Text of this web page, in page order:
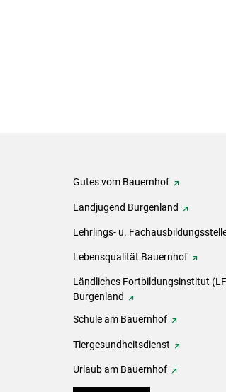
Gutes vom Bauernhof
Landjugend Burgenland
Lehrlings- u.
Lebensqualität Bauernhof
Ländliches Fortbildungsinstitut
Burgenland
Schule am Bauernhof
Tiergesundheitsdienst
Urlaub am Bauernhof